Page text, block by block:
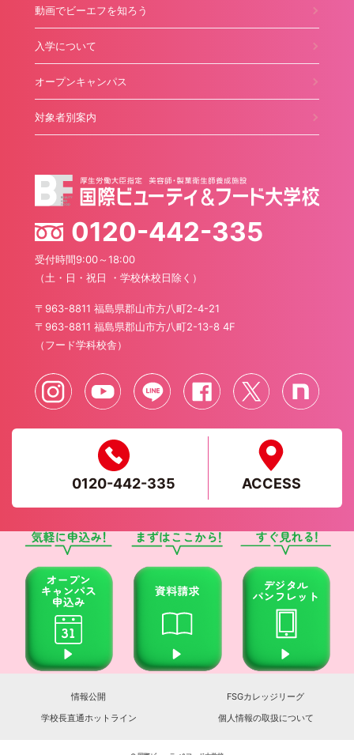
動画でビーエフを知ろう
入学について
オープンキャンパス
対象者別案内
0120-442-335
受付時間9:00～18:00
（土・日・祝日 ・学校休校日除く）
〒963-8811 福島県郡山市方八町2-4-21
〒963-8811 福島県郡山市方八町2-13-8 4F
（フード学科校舎）
0120-442-335 ACCESS
情報公開
FSGカレッジリーグ
学校長直通ホットライン
個人情報の取扱について